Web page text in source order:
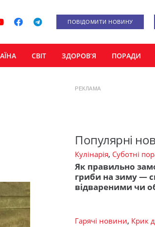
ПОВІДОМИТИ НОВИНУ
СВІТ ЗДОРОВ’Я ПОРАДИ
РЕКЛАМА
Популярні
Кулінарія, Суботні
Як правильно
гриби на зиму —
відвареними чи
Гарячі новини, Крик